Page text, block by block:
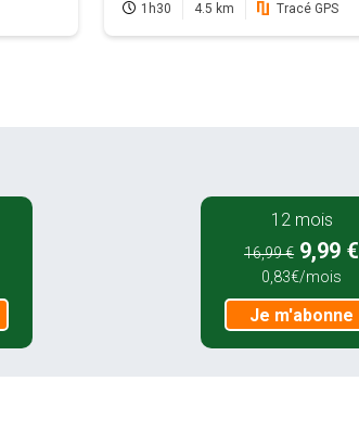
1h30 4.5 km Tracé GPS
12 mois
16,99 € 9,99 €
0,83€/mois
Je m'abonne